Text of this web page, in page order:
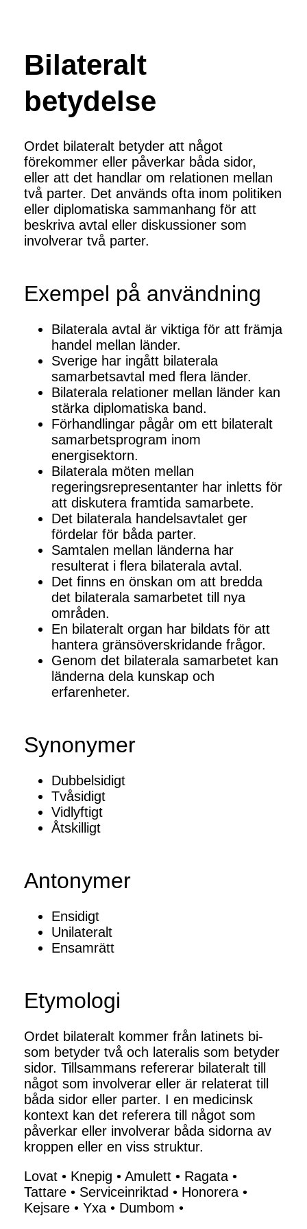
Bilateralt
betydelse
Ordet bilateralt betyder att något
förekommer eller påverkar båda sidor,
eller att det handlar om relationen mellan
två parter. Det används ofta inom politiken
eller diplomatiska sammanhang för att
beskriva avtal eller diskussioner som
involverar två parter.
Exempel på användning
Bilaterala avtal är viktiga för att främja
handel mellan länder.
Sverige har ingått bilaterala
samarbetsavtal med flera länder.
Bilaterala relationer mellan länder kan
stärka diplomatiska band.
Förhandlingar pågår om ett bilateralt
samarbetsprogram inom
energisektorn.
Bilaterala möten mellan
regeringsrepresentanter har inletts för
att diskutera framtida samarbete.
Det bilaterala handelsavtalet ger
fördelar för båda parter.
Samtalen mellan länderna har
resulterat i flera bilaterala avtal.
Det finns en önskan om att bredda
det bilaterala samarbetet till nya
områden.
En bilateralt organ har bildats för att
hantera gränsöverskridande frågor.
Genom det bilaterala samarbetet kan
länderna dela kunskap och
erfarenheter.
Synonymer
Dubbelsidigt
Tvåsidigt
Vidlyftigt
Åtskilligt
Antonymer
Ensidigt
Unilateralt
Ensamrätt
Etymologi
Ordet bilateralt kommer från latinets bi-
som betyder två och lateralis som betyder
sidor. Tillsammans refererar bilateralt till
något som involverar eller är relaterat till
båda sidor eller parter. I en medicinsk
kontext kan det referera till något som
påverkar eller involverar båda sidorna av
kroppen eller en viss struktur.
Lovat • Knepig • Amulett • Ragata •
Tattare • Serviceinriktad • Honorera •
Kejsare • Yxa • Dumbom •